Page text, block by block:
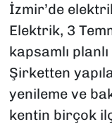
İzmir’de
Elektrik, 3
kapsamlı
Şirketten
yenileme ve
kentin birçok